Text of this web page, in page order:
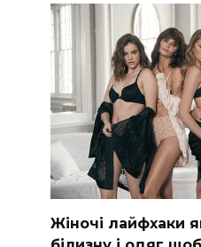
Жіночі лайфхаки